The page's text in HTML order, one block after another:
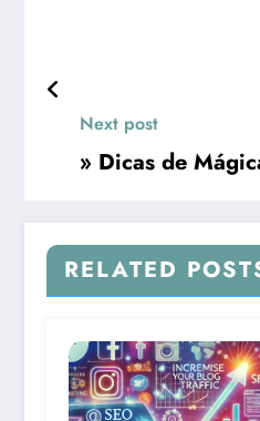
Next post
» Dicas de
RELATED